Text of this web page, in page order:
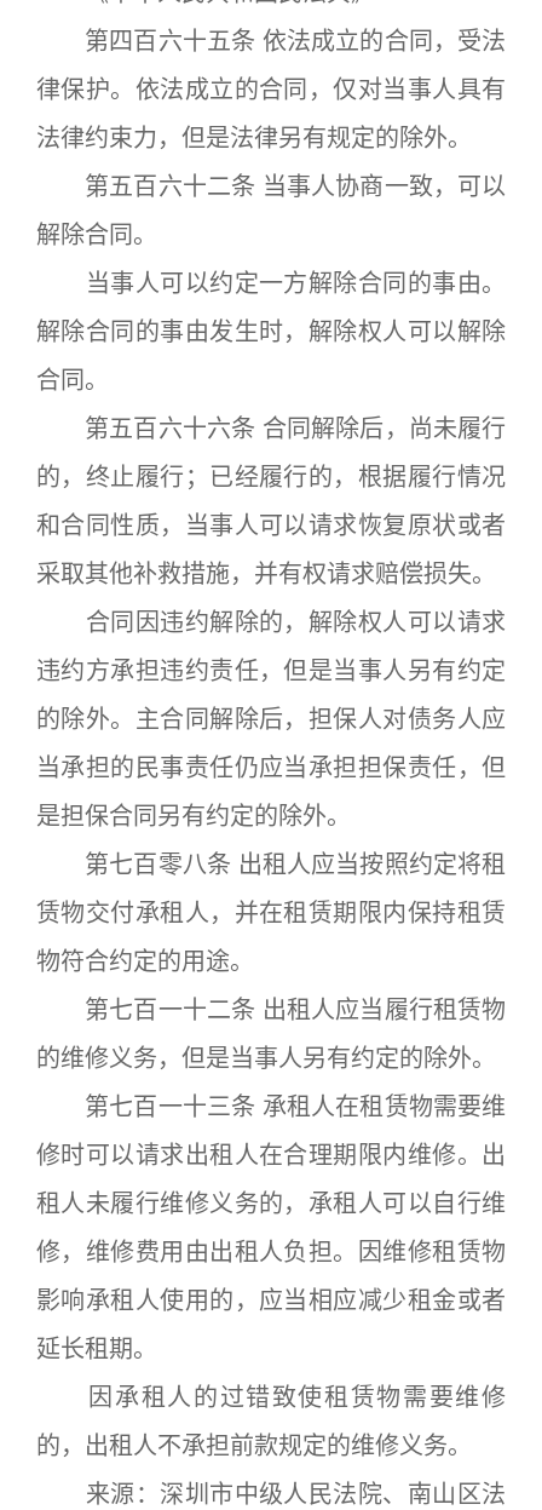
第四百六十五条 依法成立的合同，受法
律保护。依法成立的合同，仅对当事人具有
法律约束力，但是法律另有规定的除外。
第五百六十二条 当事人协商一致，可以
解除合同。
当事人可以约定一方解除合同的事由。
解除合同的事由发生时，解除权人可以解除
合同。
第五百六十六条 合同解除后，尚未履行
的，终止履行；已经履行的，根据履行情况
和合同性质，当事人可以请求恢复原状或者
采取其他补救措施，并有权请求赔偿损失。
合同因违约解除的，解除权人可以请求
违约方承担违约责任，但是当事人另有约定
的除外。主合同解除后，担保人对债务人应
当承担的民事责任仍应当承担担保责任，但
是担保合同另有约定的除外。
第七百零八条 出租人应当按照约定将租
赁物交付承租人，并在租赁期限内保持租赁
物符合约定的用途。
第七百一十二条 出租人应当履行租赁物
的维修义务，但是当事人另有约定的除外。
第七百一十三条 承租人在租赁物需要维
修时可以请求出租人在合理期限内维修。出
租人未履行维修义务的，承租人可以自行维
修，维修费用由出租人负担。因维修租赁物
影响承租人使用的，应当相应减少租金或者
延长租期。
因承租人的过错致使租赁物需要维修
的，出租人不承担前款规定的维修义务。
来源：深圳市中级人民法院、南山区法